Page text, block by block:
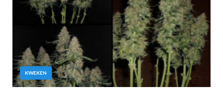
KWEKEN